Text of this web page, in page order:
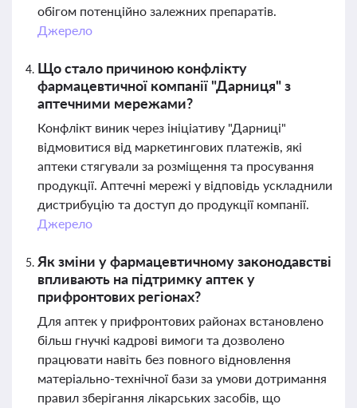
обігом потенційно залежних препаратів.
Джерело
Що стало причиною конфлікту
фармацевтичної компанії "Дарниця" з
аптечними мережами?
Конфлікт виник через ініціативу "Дарниці"
відмовитися від маркетингових платежів, які
аптеки стягували за розміщення та просування
продукції. Аптечні мережі у відповідь ускладнили
дистрибуцію та доступ до продукції компанії.
Джерело
Як зміни у фармацевтичному законодавстві
впливають на підтримку аптек у
прифронтових регіонах?
Для аптек у прифронтових районах встановлено
більш гнучкі кадрові вимоги та дозволено
працювати навіть без повного відновлення
матеріально-технічної бази за умови дотримання
правил зберігання лікарських засобів, що